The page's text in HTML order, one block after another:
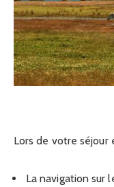
Lors de votre séjour
La navigation sur